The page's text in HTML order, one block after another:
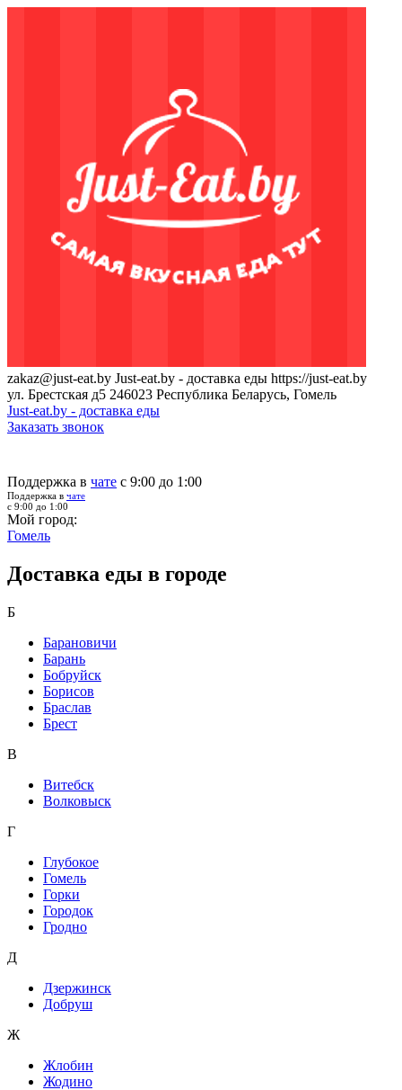
zakaz@just-eat.by Just-eat.by - доставка еды https://just-eat.by
ул. Брестская д5 246023 Республика Беларусь, Гомель
Just-eat.by - доставка еды
Заказать звонок
Поддержка в чате с 9:00 до 1:00
Поддержка в чате
с 9:00 до 1:00
Мой город:
Гомель
Доставка еды в городе
Б
Барановичи
Барань
Бобруйск
Борисов
Браслав
Брест
В
Витебск
Волковыск
Г
Глубокое
Гомель
Горки
Городок
Гродно
Д
Дзержинск
Добруш
Ж
Жлобин
Жодино